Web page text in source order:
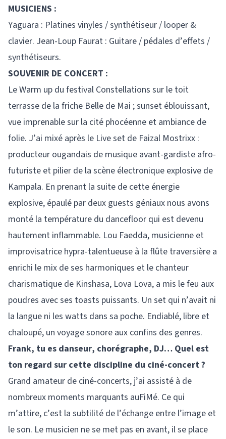
MUSICIENS :
Yaguara : Platines vinyles / synthétiseur / looper &
clavier. Jean-Loup Faurat : Guitare / pédales d’effets /
synthétiseurs.
SOUVENIR DE CONCERT :
Le Warm up du festival Constellations sur le toit
terrasse de la friche Belle de Mai ; sunset éblouissant,
vue imprenable sur la cité phocéenne et ambiance de
folie. J’ai mixé après le Live set de Faizal Mostrixx :
producteur ougandais de musique avant-gardiste afro-
futuriste et pilier de la scène électronique explosive de
Kampala. En prenant la suite de cette énergie
explosive, épaulé par deux guests géniaux nous avons
monté la température du dancefloor qui est devenu
hautement inflammable. Lou Faedda, musicienne et
improvisatrice hypra-talentueuse à la flûte traversière a
enrichi le mix de ses harmoniques et le chanteur
charismatique de Kinshasa, Lova Lova, a mis le feu aux
poudres avec ses toasts puissants. Un set qui n’avait ni
la langue ni les watts dans sa poche. Endiablé, libre et
chaloupé, un voyage sonore aux confins des genres.
Frank, tu es danseur, chorégraphe, DJ… Quel est
ton regard sur cette discipline du ciné-concert ?
Grand amateur de ciné-concerts, j’ai assisté à de
nombreux moments marquants auFiMé. Ce qui
m’attire, c’est la subtilité de l’échange entre l’image et
le son. Le musicien ne se met pas en avant, il se place